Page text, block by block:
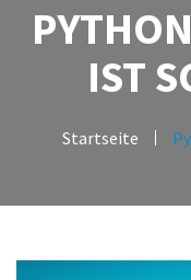
IST
Startseite